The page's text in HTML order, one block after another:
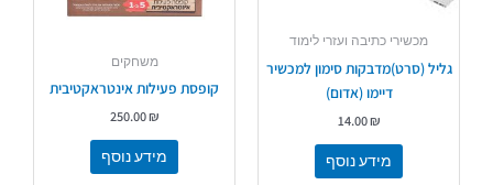
מכשירי כתיבה ועזרי לימוד
גליל (סרט)מדבקות סימון למכשיר
דיימו (אדום)
14.00₪
מידע נוסף
משחקים
קופסת פעילות אינטראקטיבית
250.00₪
מידע נוסף